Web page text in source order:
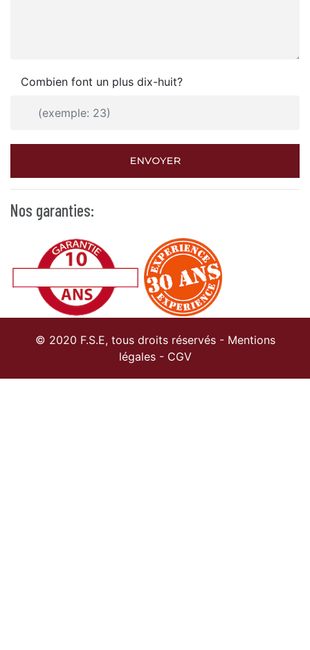
Combien font un plus dix-huit?
ENVOYER
Nos garanties:
© 2020 F.S.E, tous droits réservés - Mentions
légales- CGV